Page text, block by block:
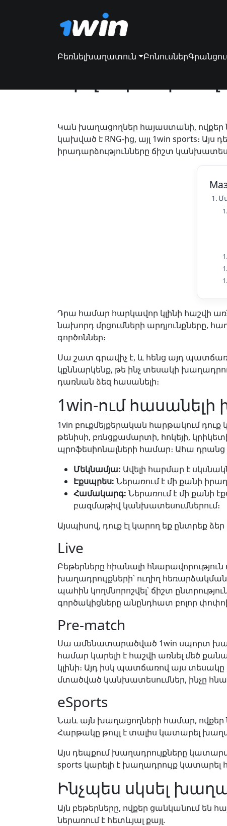
Բեռնելխաղատուն Բոնուսներ
Մարզական
Կան խաղացողներ հայաստանի, ովքեր
կախված է RNG-ից, այլ 1win sports։
իրադարձությունները ճիշտ
Դրա համար հարկավոր կլինի հաշվի
նախորդ մրցումների արդյունքները,
գործոններ։
Սա շատ գրավիչ է, և հենց այդ
կքննարկենք, թե ինչ տեսակի
դառնան ձեզ հասանելի։
1win-ում
1vin բուքմեյքերական հարթակում
թենիսի, բռնցքամարտի, հոկեյի,
պրոֆեսիոնալների համար։ Ահա դրանց
Մեկնամյա: Ավելի հարմար է
Էքսպրես: Ներառում է մի քանի
Համակարգ: Ներառում է մի քանի
բազմաթիվ կանխատեսումներում։
Այսպիսով, դուք էլ կարող եք ընտրեք
Live
Բեթերները հիանալի հնարավորություն
խաղադրույքների՝ ուղիղ
պահին կողմնորոշվել՝ ճիշտ
գործակիցները անընդհատ բոլոր
Pre-match
Սա ամենատարածված 1win սպորտ
համար կարելի է հաշվի առնել մեծ
կլինի։ Այդ իսկ պատճառով այս
մտածված կանխատեսումներ, ինչը
eSports
Նաև այն խաղացողների համար, ովքեր
Հարթակը թույլ է տալիս կատարել
Այս դեպքում խաղադրույքները
sports կարելի է խաղադրույք կատարել
Ինչպես սկսել
Այն բեթերները, ովքեր ցանկանում են
ներառում է հետևյալ քայլ.